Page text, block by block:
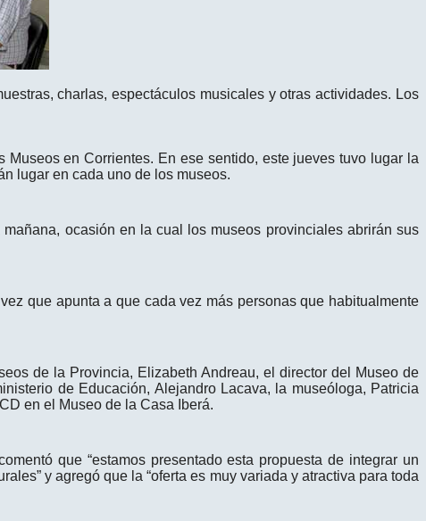
charlas, espectáculos musicales y otras actividades. Los
en Corrientes. En ese sentido, este jueves tuvo lugar la
lugar en cada uno de los museos.
ocasión en la cual los museos provinciales abrirán sus
que apunta a que cada vez más personas que habitualmente
de la Provincia, Elizabeth Andreau, el director del Museo de
de Educación, Alejandro Lacava, la museóloga, Patricia
en el Museo de la Casa Iberá.
que “estamos presentado esta propuesta de integrar un
y agregó que la “oferta es muy variada y atractiva para toda